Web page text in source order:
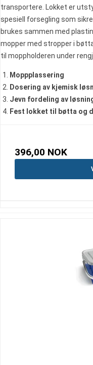
transportere. Lokket er
spesiell forsegling som
brukes sammen med
mopper med stropper i
til moppholderen under
Moppplassering
Dosering av kjemisk
Jevn fordeling av
Fest lokket til bøtta og
396,00 NOK